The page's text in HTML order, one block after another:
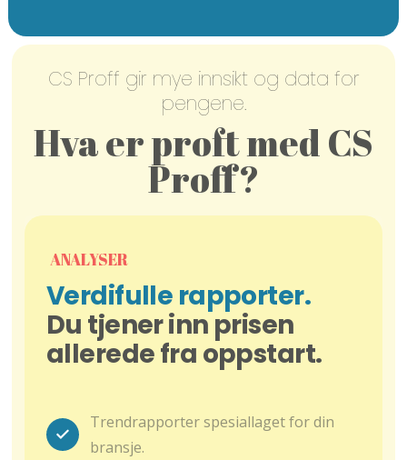
CS Proff gir mye innsikt og data for
pengene.
Hva er proft med CS
Proff?
ANALYSER
Verdifulle rapporter.
Du tjener inn prisen
allerede fra oppstart.
Trendrapporter spesiallaget for din
bransje.